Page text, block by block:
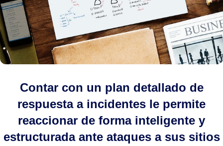
Contar con un plan detallado de
respuesta a incidentes le permite
reaccionar de forma inteligente y
estructurada ante ataques a sus sitios